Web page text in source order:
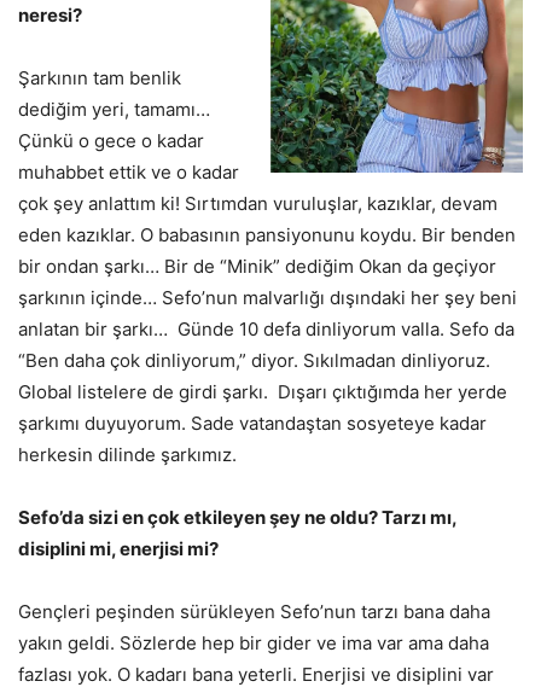
neresi?
Şarkının tam benlik
dediğim yeri, tamamı…
Çünkü o gece o kadar
muhabbet ettik ve o kadar
çok şey anlattım ki! Sırtımdan vuruluşlar, kazıklar, devam
eden kazıklar. O babasının pansiyonunu koydu. Bir benden
bir ondan şarkı… Bir de “Minik” dediğim Okan da geçiyor
şarkının içinde… Sefo’nun malvarlığı dışındaki her şey beni
anlatan bir şarkı… Günde 10 defa dinliyorum valla. Sefo da
“Ben daha çok dinliyorum,” diyor. Sıkılmadan dinliyoruz.
Global listelere de girdi şarkı. Dışarı çıktığımda her yerde
şarkımı duyuyorum. Sade vatandaştan sosyeteye kadar
herkesin dilinde şarkımız.
Sefo’da sizi en çok etkileyen şey ne oldu? Tarzı mı,
disiplini mi, enerjisi mi?
Gençleri peşinden sürükleyen Sefo’nun tarzı bana daha
yakın geldi. Sözlerde hep bir gider ve ima var ama daha
fazlası yok. O kadarı bana yeterli. Enerjisi ve disiplini var